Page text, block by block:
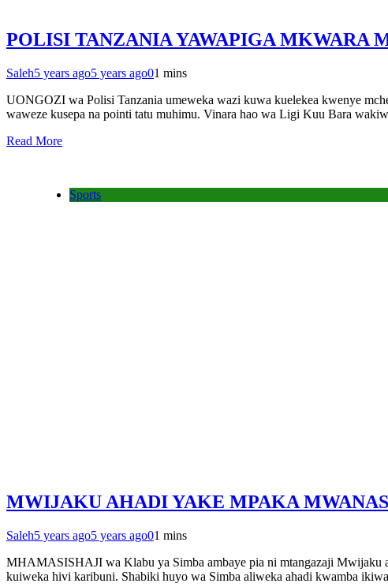
POLISI TANZANIA YAWAPIGA MKWARA
Saleh5 years ago5 years ago01 mins
UONGOZI wa Polisi Tanzania umeweka wazi kuwa kuelekea kwenye
waweze kusepa na pointi tatu muhimu. Vinara hao wa Ligi Kuu Bara
Read More
Sports
MWIJAKU AHADI YAKE MPAKA
Saleh5 years ago5 years ago01 mins
MHAMASISHAJI wa Klabu ya Simba ambaye pia ni mtangazaji Mwijaku
kuiweka hivi karibuni. Shabiki huyo wa Simba aliweka ahadi kwamba